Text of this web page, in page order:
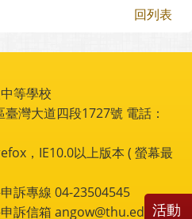
回列表
等學校
灣大道四段1727號 電話：
，IE10.0以上版本 ( 螢幕最
訴專線 04-23504545
訴信箱 angow@thu.edu.tw
活動